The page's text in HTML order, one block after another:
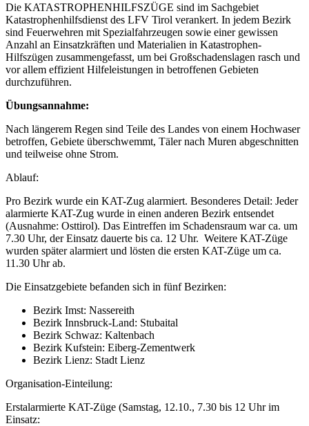
Die KATASTROPHENHILFSZÜGE sind im Sachgebiet
Katastrophenhilfsdienst des LFV Tirol verankert. In jedem Bezirk
sind Feuerwehren mit Spezialfahrzeugen sowie einer gewissen
Anzahl an Einsatzkräften und Materialien in Katastrophen-
Hilfszügen zusammengefasst, um bei Großschadenslagen rasch und
vor allem effizient Hilfeleistungen in betroffenen Gebieten
durchzuführen.
Übungsannahme:
Nach längerem Regen sind Teile des Landes von einem Hochwaser
betroffen, Gebiete überschwemmt, Täler nach Muren abgeschnitten
und teilweise ohne Strom.
Ablauf:
Pro Bezirk wurde ein KAT-Zug alarmiert. Besonderes Detail: Jeder
alarmierte KAT-Zug wurde in einen anderen Bezirk entsendet
(Ausnahme: Osttirol). Das Eintreffen im Schadensraum war ca. um
7.30 Uhr, der Einsatz dauerte bis ca. 12 Uhr. Weitere KAT-Züge
wurden später alarmiert und lösten die ersten KAT-Züge um ca.
11.30 Uhr ab.
Die Einsatzgebiete befanden sich in fünf Bezirken:
Bezirk Imst: Nassereith
Bezirk Innsbruck-Land: Stubaital
Bezirk Schwaz: Kaltenbach
Bezirk Kufstein: Eiberg-Zementwerk
Bezirk Lienz: Stadt Lienz
Organisation-Einteilung:
Erstalarmierte KAT-Züge (Samstag, 12.10., 7.30 bis 12 Uhr im
Einsatz: